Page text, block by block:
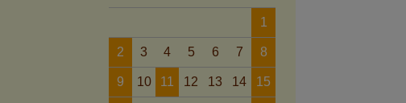
1
2 3 4 5 6 7 8
9 10 11 12 13 14 15